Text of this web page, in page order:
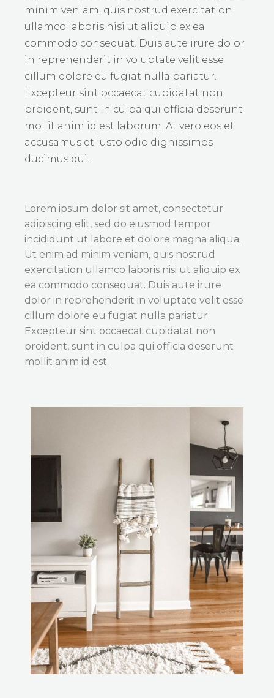
minim veniam, quis nostrud exercitation
ullamco laboris nisi ut aliquip ex ea
commodo consequat. Duis aute irure dolor
in reprehenderit in voluptate velit esse
cillum dolore eu fugiat nulla pariatur.
Excepteur sint occaecat cupidatat non
proident, sunt in culpa qui officia deserunt
mollit anim id est laborum. At vero eos et
accusamus et iusto odio dignissimos
ducimus qui.
Lorem ipsum dolor sit amet, consectetur
adipiscing elit, sed do eiusmod tempor
incididunt ut labore et dolore magna aliqua.
Ut enim ad minim veniam, quis nostrud
exercitation ullamco laboris nisi ut aliquip ex
ea commodo consequat. Duis aute irure
dolor in reprehenderit in voluptate velit esse
cillum dolore eu fugiat nulla pariatur.
Excepteur sint occaecat cupidatat non
proident, sunt in culpa qui officia deserunt
mollit anim id est.